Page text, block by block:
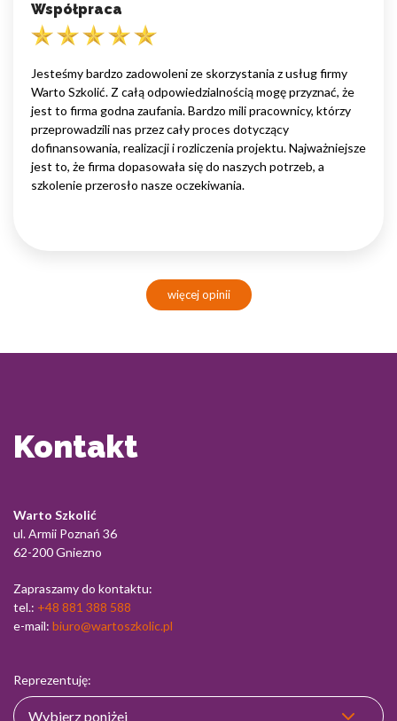
Współpraca
Jesteśmy bardzo zadowoleni ze skorzystania z usług firmy
Warto Szkolić. Z całą odpowiedzialnością mogę przyznać, że
jest to firma godna zaufania. Bardzo mili pracownicy, którzy
przeprowadzili nas przez cały proces dotyczący
dofinansowania, realizacji i rozliczenia projektu. Najważniejsze
jest to, że firma dopasowała się do naszych potrzeb, a
szkolenie przerosło nasze oczekiwania.
więcej opinii
Kontakt
Warto Szkolić
ul. Armii Poznań 36
62-200 Gniezno
Zapraszamy do kontaktu:
tel.: +48 881 388 588
e-mail: biuro@wartoszkolic.pl
Reprezentuję: